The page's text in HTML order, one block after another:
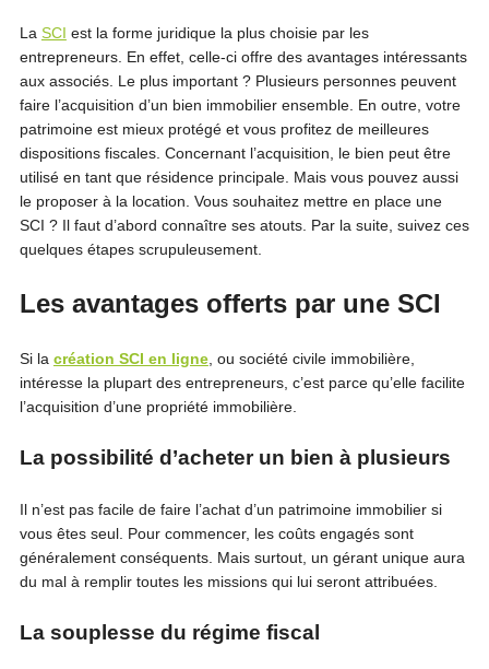
La SCI est la forme juridique la plus choisie par les
entrepreneurs. En effet, celle-ci offre des avantages intéressants
aux associés. Le plus important ? Plusieurs personnes peuvent
faire l’acquisition d’un bien immobilier ensemble. En outre, votre
patrimoine est mieux protégé et vous profitez de meilleures
dispositions fiscales. Concernant l’acquisition, le bien peut être
utilisé en tant que résidence principale. Mais vous pouvez aussi
le proposer à la location. Vous souhaitez mettre en place une
SCI ? Il faut d’abord connaître ses atouts. Par la suite, suivez ces
quelques étapes scrupuleusement.
Les avantages offerts par une SCI
Si la création SCI en ligne, ou société civile immobilière,
intéresse la plupart des entrepreneurs, c’est parce qu’elle facilite
l’acquisition d’une propriété immobilière.
La possibilité d’acheter un bien à plusieurs
Il n’est pas facile de faire l’achat d’un patrimoine immobilier si
vous êtes seul. Pour commencer, les coûts engagés sont
généralement conséquents. Mais surtout, un gérant unique aura
du mal à remplir toutes les missions qui lui seront attribuées.
La souplesse du régime fiscal